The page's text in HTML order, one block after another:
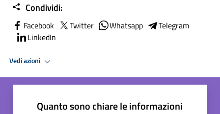
Condividi:
Facebook Twitter Whatsapp
Telegram
LinkedIn
Vedi azioni
Quanto sono chiare le informazioni